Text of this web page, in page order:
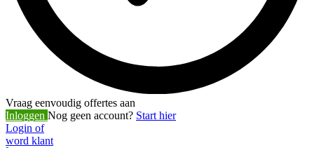
Vraag eenvoudig offertes aan
Inloggen Nog geen account? Start hier
Login of
word klant